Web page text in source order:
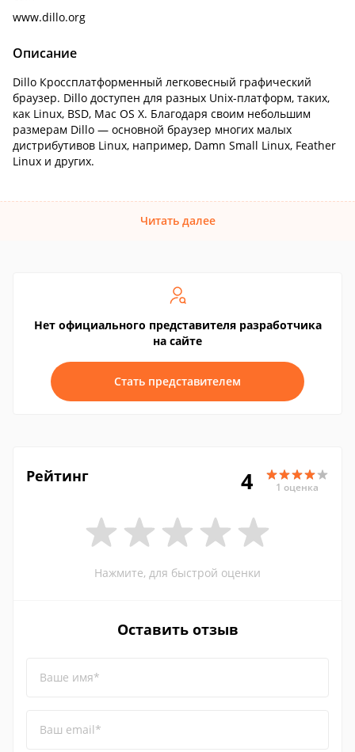
www.dillo.org
Описание
Dillo Кроссплатформенный легковесный графический
браузер. Dillo доступен для разных Unix-платформ, таких,
как Linux, BSD, Mac OS X. Благодаря своим небольшим
размерам Dillo — основной браузер многих малых
дистрибутивов Linux, например, Damn Small Linux, Feather
Linux и других.
Читать далее
Нет официального представителя разработчика
на сайте
Стать представителем
Рейтинг 4 1 оценка
Нажмите, для быстрой оценки
Оставить отзыв
Ваше имя*
Ваш email*